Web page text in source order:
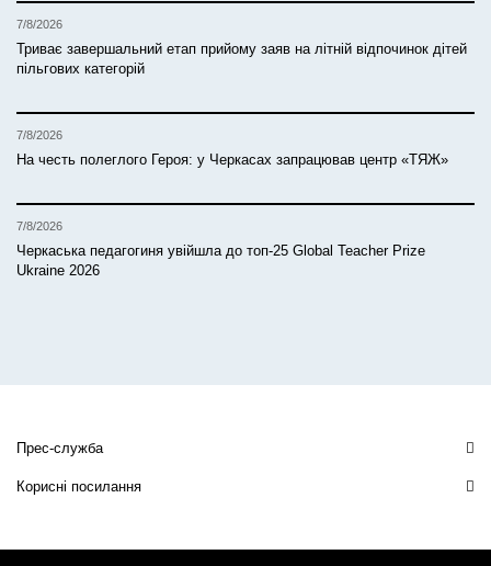
7/8/2026
Триває завершальний етап прийому заяв на літній відпочинок дітей
пільгових категорій
7/8/2026
На честь полеглого Героя: у Черкасах запрацював центр «ТЯЖ»
7/8/2026
Черкаська педагогиня увійшла до топ-25 Global Teacher Prize
Ukraine 2026
Прес-служба
Корисні посилання